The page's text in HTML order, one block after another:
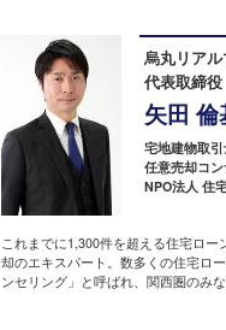
烏丸リア
代表取締役
矢田 倫
宅地建物取
任意売却コ
NPO法人 住
これまでに1,300件を超える住宅ロ
却のエキスパート。数多くの住宅ロ
ンセリング」と呼ばれ、関西圏のみ